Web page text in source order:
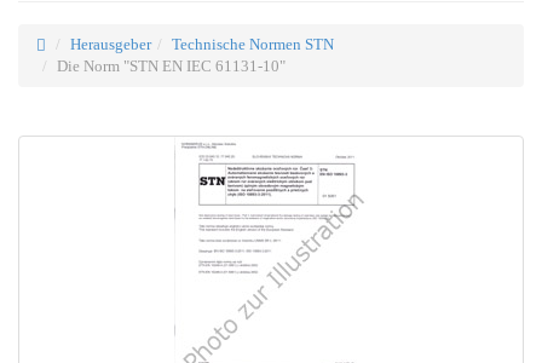
Herausgeber
Technische Normen STN
Die Norm "STN EN IEC 61131-10"